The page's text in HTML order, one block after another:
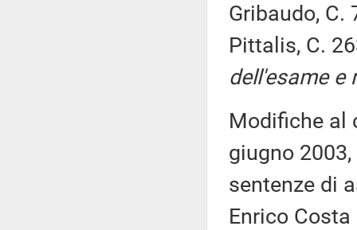
Gribaudo, C.
Pittalis, C.
dell'esame e
Modifiche al
giugno
sentenze di
Enrico